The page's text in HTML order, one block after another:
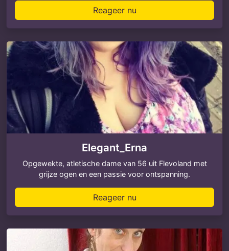
Reageer nu
Elegant_Erna
Opgewekte, atletische dame van 56 uit Flevoland met
grijze ogen en een passie voor ontspanning.
Reageer nu